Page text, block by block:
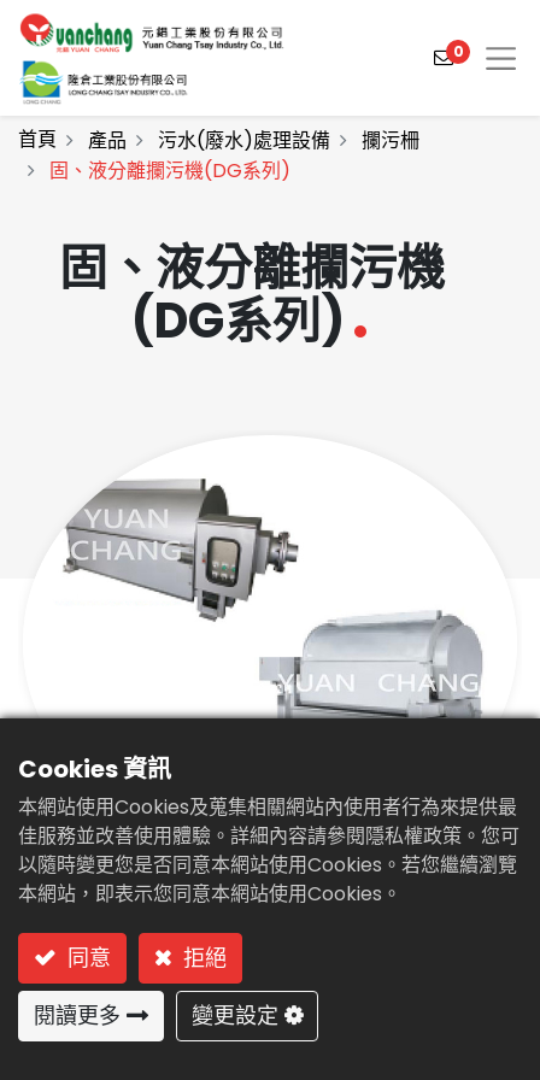
產業解決方案
聯絡我們
繁體中文
0
首頁 產品 污水(廢水)處理設備
攔污柵
固、液分離攔污機(DG系列)
固、液分離攔污機
(DG系列)
固、液分離攔污機(DG-40)
Cookies 資訊
本網站使用Cookies及蒐集相關網站內使用者行為來提供最
佳服務並改善使用體驗。詳細內容請參閱隱私權政策。您可
以隨時變更您是否同意本網站使用Cookies。若您繼續瀏覽
本網站，即表示您同意本網站使用Cookies。
同意
拒絕
閱讀更多
變更設定